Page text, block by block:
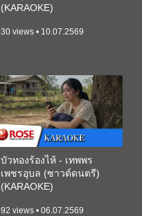
(KARAOKE)
30 views • 10.07.2569
บัวทองร้องไห้ - เทพพร
เพชรอุบล (ซาวด์ดนตรี)
(KARAOKE)
92 views • 06.07.2569